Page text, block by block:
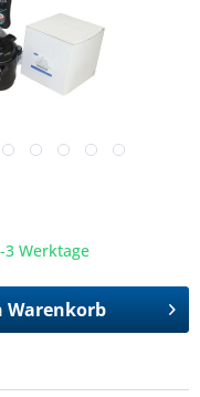
Werktage
Warenkorb